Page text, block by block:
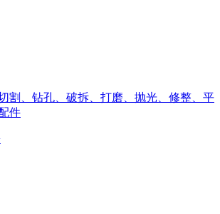
割、钻孔、破拆、打磨、抛光、修整、平
件